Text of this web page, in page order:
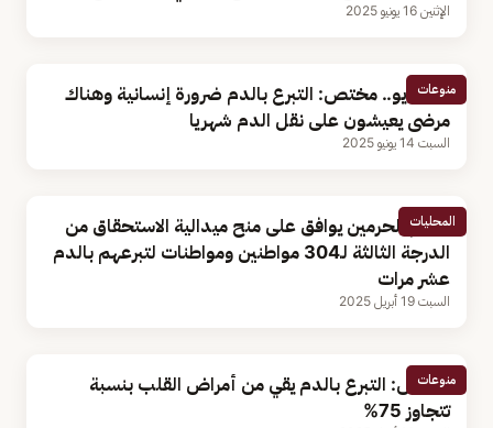
الإثنين 16 يونيو 2025
منوعات
بالفيديو.. مختص: التبرع بالدم ضرورة إنسانية وهناك
مرضى يعيشون على نقل الدم شهريا
السبت 14 يونيو 2025
المحليات
خادم الحرمين يوافق على منح ميدالية الاستحقاق من
الدرجة الثالثة لـ304 مواطنين ومواطنات لتبرعهم بالدم
عشر مرات
السبت 19 أبريل 2025
منوعات
مختص: التبرع بالدم يقي من أمراض القلب بنسبة
تتجاوز 75%